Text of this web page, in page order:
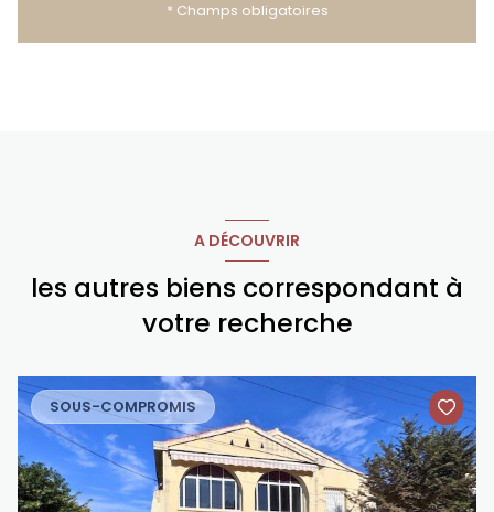
* Champs obligatoires
A DÉCOUVRIR
les autres biens correspondant à
votre recherche
SOUS-COMPROMIS